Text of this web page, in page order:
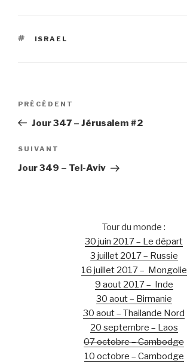
ÉTIQUETTES
ISRAEL
Navigation
l’article
Article
précédent
PRÉCÉDENT
Jour 347 – Jérusalem #2
Article
suivant
SUIVANT
Jour 349 – Tel-Aviv
Tour du monde :
30 juin 2017 – Le départ
3 juillet 2017 – Russie
16 juillet 2017 – Mongolie
9 aout 2017 – Inde
30 aout – Birmanie
30 aout – Thailande Nord
20 septembre – Laos
07 octobre – Cambodge
10 octobre – Cambodge